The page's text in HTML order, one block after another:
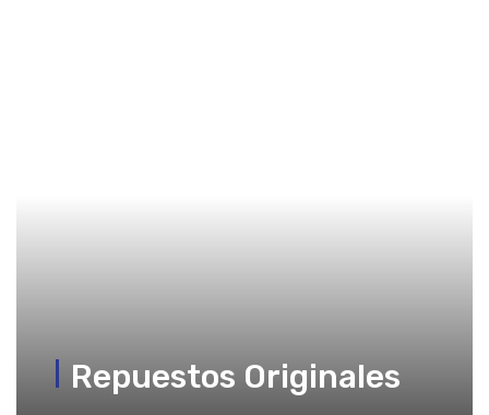
Repuestos Originales